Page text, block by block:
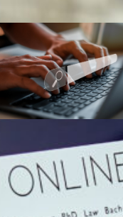
GoExplosion
Como fazer pesquisa
de palavras-chave
para seu primeiro